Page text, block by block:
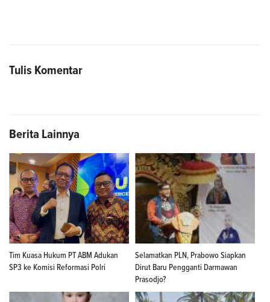
Tulis Komentar
Berita Lainnya
Tim Kuasa Hukum PT ABM Adukan
SP3 ke Komisi Reformasi Polri
Selamatkan PLN, Prabowo Siapkan
Dirut Baru Pengganti Darmawan
Prasodjo?